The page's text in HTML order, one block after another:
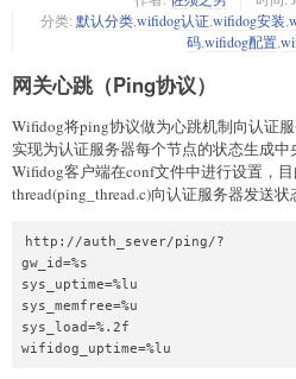
分类: 默认分类,wifidog认证,wifidog安装
码,wifidog配置,
网关心跳（Ping协议）
Wifidog将ping协议做为心跳机制向认证
实现为认证服务器每个节点的状态生成中
Wifidog客户端在conf文件中进行设置，
thread(ping_thread.c)向认证服务器发送
http://auth_sever/ping/?
gw_id=%s
sys_uptime=%lu
sys_memfree=%u
sys_load=%.2f